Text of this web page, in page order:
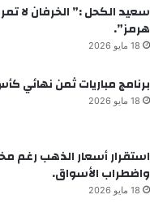
سعيد الكحل :” الخرفان لا
هرمز”.
18 مايو 2026
برنامج مباريات ثمن نهائي
18 مايو 2026
استقرار أسعار الذهب رغم
واضطراب الأسواق.
18 مايو 2026